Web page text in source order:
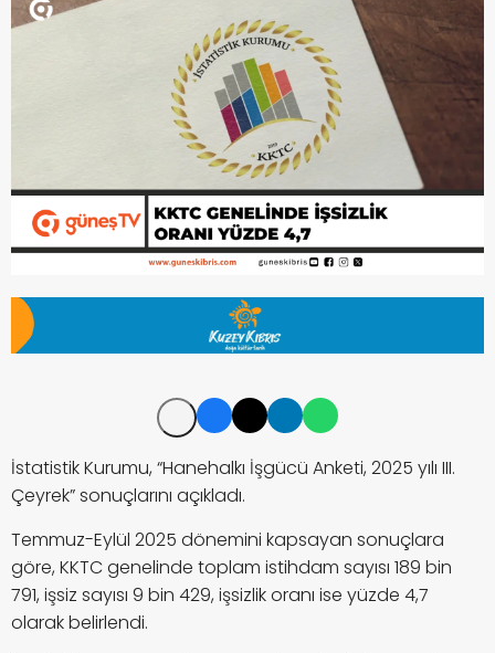
İstatistik Kurumu, “Hanehalkı İşgücü Anketi, 2025 yılı III.
Çeyrek” sonuçlarını açıkladı.
Temmuz-Eylül 2025 dönemini kapsayan sonuçlara
göre, KKTC genelinde toplam istihdam sayısı 189 bin
791, işsiz sayısı 9 bin 429, işsizlik oranı ise yüzde 4,7
olarak belirlendi.